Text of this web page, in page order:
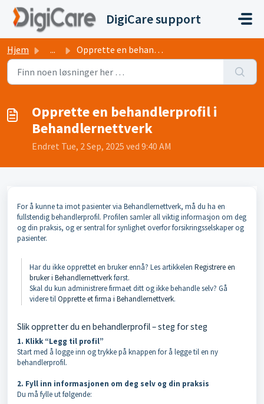
Gå til hovedinnhold
DigiCare support
Hjem ... Opprette en behandlerprofil i Behandlernettverk
Opprette en behandlerprofil i
Behandlernettverk
Endret Tue, 2 Sep, 2025 ved 9:40 AM
For å kunne ta imot pasienter via Behandlernettverk, må du ha en
fullstendig behandlerprofil. Profilen samler all viktig informasjon om deg
og din praksis, og er sentral for synlighet overfor forsikringsselskaper og
pasienter.
Har du ikke opprettet en bruker ennå? Les artikkelen Registrere en
bruker i Behandlernettverkførst.
Skal du kun administrere firmaet ditt og ikke behandle selv? Gå
videre tilOpprette et firma i Behandlernettverk.
Slik oppretter du en behandlerprofil – steg for steg
1. Klikk “Legg til profil”
Start med å logge inn og trykke på knappen for å legge til en ny
behandlerprofil.
2. Fyll inn informasjonen om deg selv og din praksis
Du må fylle ut følgende: